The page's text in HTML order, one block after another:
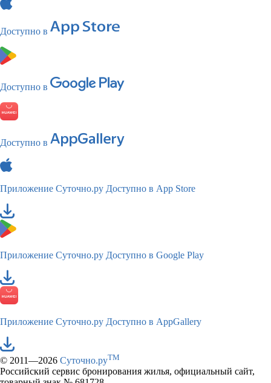
Доступно в
Доступно в
Доступно в
Приложение Суточно.ру Доступно в App Store
Приложение Суточно.ру Доступно в Google Play
Приложение Суточно.ру Доступно в AppGallery
© 2011—2026 Суточно.руTM
Российский сервис бронирования жилья, официальный сайт,